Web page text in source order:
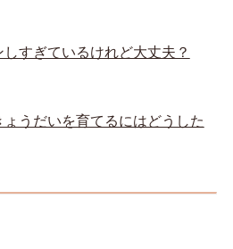
しすぎているけれど大丈夫？
うだいを育てるにはどうした